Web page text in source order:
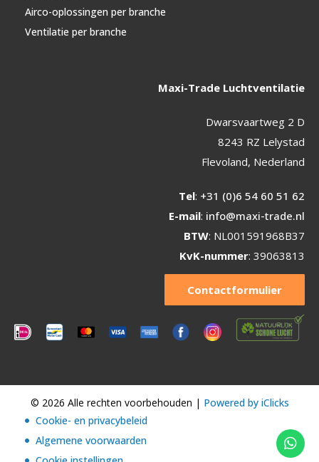
Airco-oplossingen per branche
Ventilatie per branche
Maxi-Trade Luchtventilatie
Dwarsvaartweg 2 D
8243 RZ Lelystad
Flevoland, Nederland
Tel: +31 (0)6 54 60 51 62
E-mail: info@maxi-trade.nl
BTW: NL001591968B37
KvK-nummer: 39063813
Contactformulier
© 2026 Alle rechten voorbehouden | Powered by iClicks
Cookie- en privacybeleid
Algemene voorwaarden